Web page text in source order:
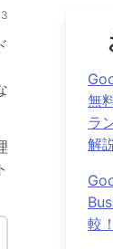
無
ラ
解
較